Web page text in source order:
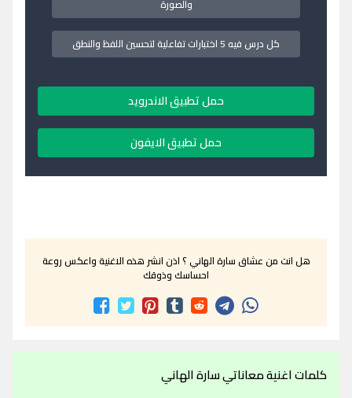
والصورة
كل درس فيه 5 اختبارات تفاعلية لتحسين اللفظ والنطق
حمل تطبيق الاندرويد
حمل تطبيق الايفون
هل انت من عشاق سارة الهاني ؟ اذن انشر هذه الاغنية واعكس روعة
احساسك وذوقك
كلمات اغنية معاناتي سارة الهاني